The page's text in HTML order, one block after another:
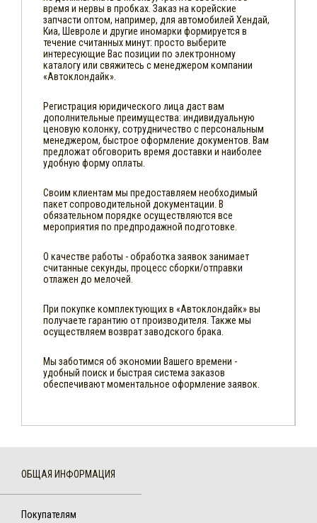
время и нервы в пробках. Заказ на корейские
запчасти оптом, например, для автомобилей Хендай,
Киа, Шевроле и другие иномарки формируется в
течение считанных минут: просто выберите
интересующие Вас позиции по электронному
каталогу или свяжитесь с менеджером компании
«Автоклондайк».
Регистрация юридического лица даст вам
дополнительные преимущества: индивидуальную
ценовую колонку, сотрудничество с персональным
менеджером, быстрое оформление документов. Вам
предложат обговорить время доставки и наиболее
удобную форму оплаты.
Своим клиентам мы предоставляем необходимый
пакет сопроводительной документации. В
обязательном порядке осуществляются все
мероприятия по предпродажной подготовке.
О качестве работы - обработка заявок занимает
считанные секунды, процесс сборки/отправки
отлажен до мелочей.
При покупке комплектующих в «Автоклондайк» вы
получаете гарантию от производителя. Также мы
осуществляем возврат заводского брака.
Мы заботимся об экономии Вашего времени -
удобный поиск и быстрая система заказов
обеспечивают моментальное оформление заявок.
ОБЩАЯ ИНФОРМАЦИЯ
Покупателям